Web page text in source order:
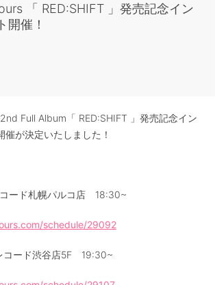
「 RED:SHIFT 」発売記念イン
開催！
Full Album「 RED:SHIFT 」発売記念イン
催が決定いたしました！
ード札幌パルコ店 18:30~
schedule/29092
コード渋谷店5F 19:30~